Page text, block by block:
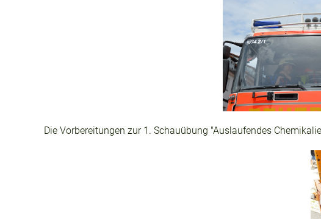
Die Vorbereitungen zur 1. Schauübung "Auslaufendes